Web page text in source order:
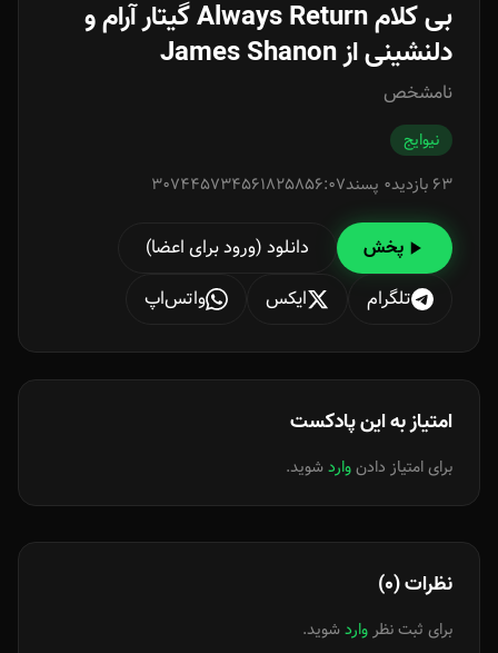
بی کلام Always Return گیتار آرام و
دلنشینی از James Shanon
نامشخص
نیوایج
63 بازدید
0 پسند 307445734561825856:07
پخش
دانلود (ورود برای اعضا)
تلگرام
ایکس واتس‌اپ
امتیاز به این پادکست
برای امتیاز دادنواردشوید.
نظرات (0)
برای ثبت نظر واردشوید.